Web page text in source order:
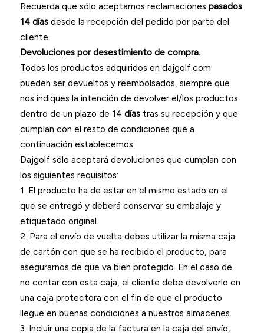
Recuerda que sólo aceptamos reclamaciones pasados
14 díasdesde la recepción del pedido por parte del
cliente.
Devoluciones por desestimiento de compra.
Todos los productos adquiridos en dajgolf.com
pueden ser devueltos y reembolsados, siempre que
nos indiques la intención de devolver el/los productos
dentro de un plazo de 14 díastras su recepción y que
cumplan con el resto de condiciones que a
continuación establecemos.
Dajgolf sólo aceptará devoluciones que cumplan con
los siguientes requisitos:
1. El producto ha de estar en el mismo estado en el
que se entregó y deberá conservar su embalaje y
etiquetado original.
2. Para el envío de vuelta debes utilizar la misma caja
de cartón con que se ha recibido el producto, para
asegurarnos de que va bien protegido. En el caso de
no contar con esta caja, el cliente debe devolverlo en
una caja protectora con el fin de que el producto
llegue en buenas condiciones a nuestros almacenes.
3. Incluir una copia de la factura en la caja del envío,